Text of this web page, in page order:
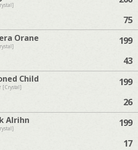
75
Orane
199
43
Child
[Crystal]
199
26
Alrihn
199
17